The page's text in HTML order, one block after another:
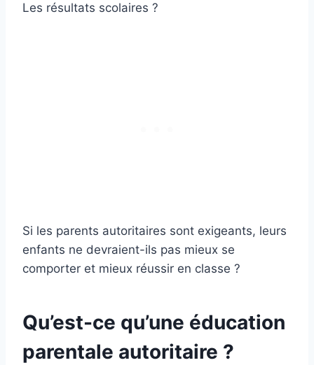
Les résultats scolaires ?
Si les parents autoritaires sont exigeants, leurs
enfants ne devraient-ils pas mieux se
comporter et mieux réussir en classe ?
Qu’est-ce qu’une éducation
parentale autoritaire ?